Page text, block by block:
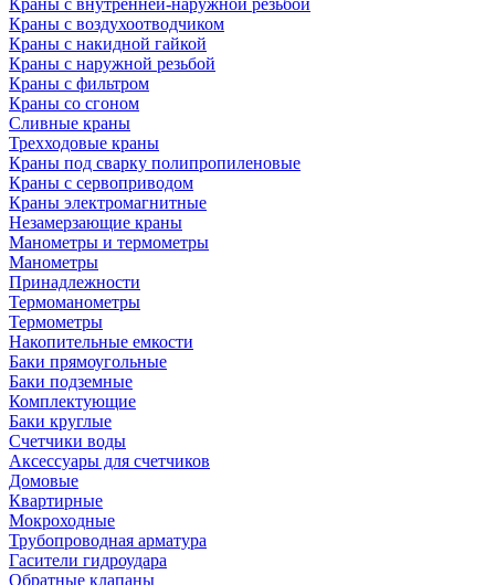
Краны с воздухоотводчиком
Краны с накидной гайкой
Краны с наружной резьбой
Краны с фильтром
Краны со сгоном
Сливные краны
Трехходовые краны
Краны под сварку полипропиленовые
Краны с сервоприводом
Краны электромагнитные
Незамерзающие краны
Манометры и термометры
Манометры
Принадлежности
Термоманометры
Термометры
Накопительные емкости
Баки прямоугольные
Баки подземные
Комплектующие
Баки круглые
Счетчики воды
Аксессуары для счетчиков
Домовые
Квартирные
Мокроходные
Трубопроводная арматура
Гасители гидроудара
Обратные клапаны